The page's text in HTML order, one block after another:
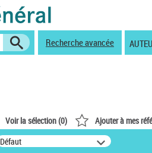
Recherche avancée
Voir la sélection (0) Ajouter à mes
Défaut